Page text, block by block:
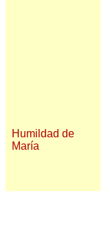
Humildad de
María